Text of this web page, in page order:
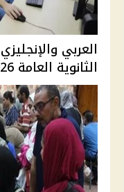
العربي
الثانوية العامة 2026 وتأثيرهما ع...